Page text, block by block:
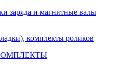
заряда и магнитные валы
комплекты роликов